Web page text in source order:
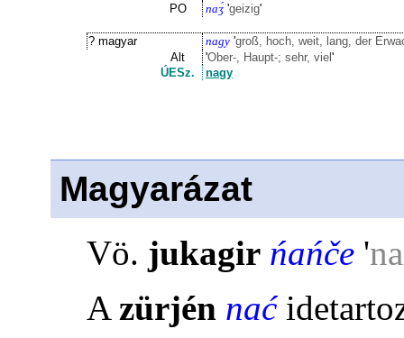
PO
naʒ́ 'geizig'
? magyar nagy 'groß, hoch, weit, lang, der
Alt
'Ober-, Haupt-; sehr, viel '
ÚESz.
nagy
Magyarázat
Vö. jukagir ńańče '
A zürjén nać